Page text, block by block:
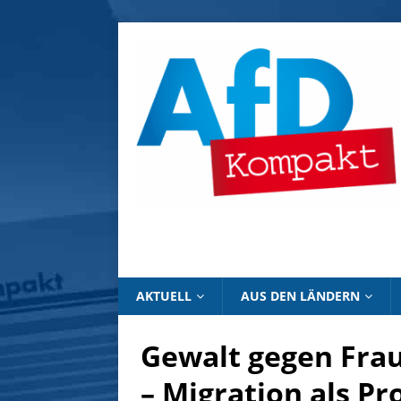
AKTUELL AUS DEN LÄNDERN
Gewalt gegen
– Migration als